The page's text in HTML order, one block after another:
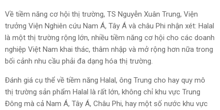
Về tiềm năng cơ hội thị trường, TS Nguyễn Xuân Trung, Viện
trưởng Viện Nghiên cứu Nam Á, Tây Á và châu Phi nhận xét: Halal
là một thị trường rộng lớn, nhiều tiềm năng cơ hội cho các doanh
nghiệp Việt Nam khai thác, thâm nhập và mở rộng hơn nữa trong
bối cảnh nhu cầu phải đa dạng hóa thị trường.
Đánh giá cụ thể về tiềm năng Halal, ông Trung cho hay quy mô
thị trường sản phẩm Halal là rất lớn, không chỉ khu vực Trung
Đông mà cả Nam Á, Tây Á, Châu Phi, hay một số nước khu vực